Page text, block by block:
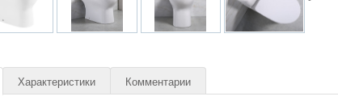
Характеристики Комментарии